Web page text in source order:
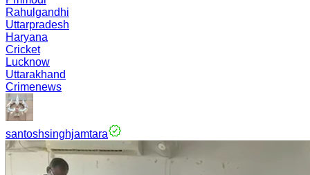
Rahulgandhi
Uttarpradesh
Haryana
Cricket
Lucknow
Uttarakhand
Crimenews
santoshsinghjamtara